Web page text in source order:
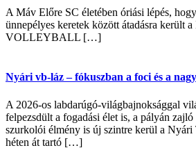
A Máv Előre SC életében óriási lépés,
ünnepélyes keretek között átadásra került
VOLLEYBALL […]
Nyári vb-láz – fókuszban a foci és a
A 2026-os labdarúgó-világbajnoksággal
felpezsdült a fogadási élet is, a pályán
szurkolói élmény is új szintre kerül a
héten át tartó […]